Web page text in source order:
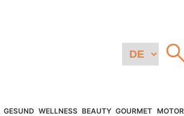
GESUND WELLNESS BEAUTY GOURMET MOTOR